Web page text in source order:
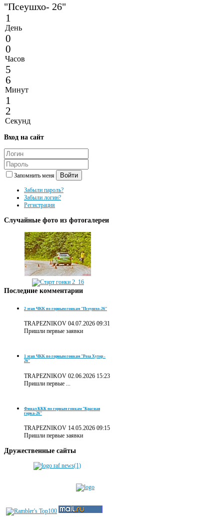
"Псеушхо- 26"
1
День
0
0
Часов
5
6
Минут
1
2
Секунд
Вход на сайт
Запомнить меня Войти
Забыли пароль?
Забыли логин?
Регистрация
Случайные фото из фотогалереи
Последние комментарии
2 этап ЧКК по горным гонкам "Псеушхо-26"
TRAPEZNIKOV 04.07.2026 09:31
Пришли первые заявки
1 этап ЧКК по горным гонкам "Роза Хутор -
26"
TRAPEZNIKOV 02.06.2026 15:23
Пришли первые ...
Финал ККК по горным гонкам "Красная
горка-26"
TRAPEZNIKOV 14.05.2026 09:15
Пришли первые заявки
Дружественные сайты